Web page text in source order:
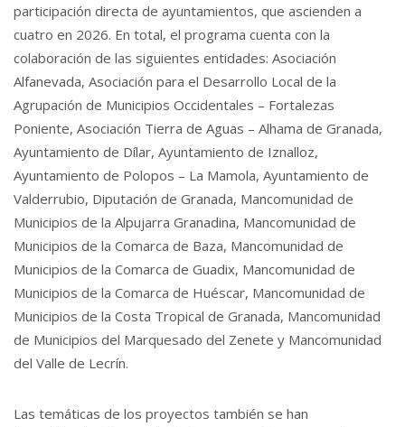
participación directa de ayuntamientos, que ascienden a
cuatro en 2026. En total, el programa cuenta con la
colaboración de las siguientes entidades: Asociación
Alfanevada, Asociación para el Desarrollo Local de la
Agrupación de Municipios Occidentales – Fortalezas
Poniente, Asociación Tierra de Aguas – Alhama de Granada,
Ayuntamiento de Dílar, Ayuntamiento de Iznalloz,
Ayuntamiento de Polopos – La Mamola, Ayuntamiento de
Valderrubio, Diputación de Granada, Mancomunidad de
Municipios de la Alpujarra Granadina, Mancomunidad de
Municipios de la Comarca de Baza, Mancomunidad de
Municipios de la Comarca de Guadix, Mancomunidad de
Municipios de la Comarca de Huéscar, Mancomunidad de
Municipios de la Costa Tropical de Granada, Mancomunidad
de Municipios del Marquesado del Zenete y Mancomunidad
del Valle de Lecrín.
Las temáticas de los proyectos también se han